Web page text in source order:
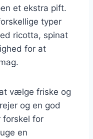
et ekstra pift.
typer
ricotta, spinat
for at
vælge friske og
og en god
forskel for
en